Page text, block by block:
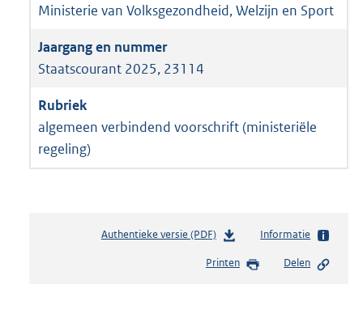
Ministerie van Volksgezondheid, Welzijn en Sport
Staatscourant 2025, 23114
algemeen verbindend voorschrift (ministeriële
regeling)
Authentieke versie (PDF)b
s
Informatie
Printen Delen